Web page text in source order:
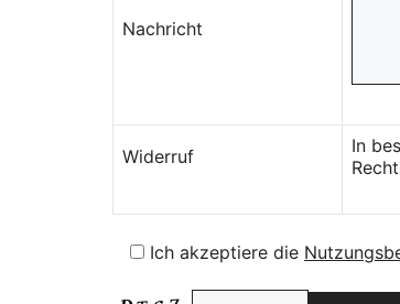
Nachricht
Widerruf
In
Ich akzeptiere die